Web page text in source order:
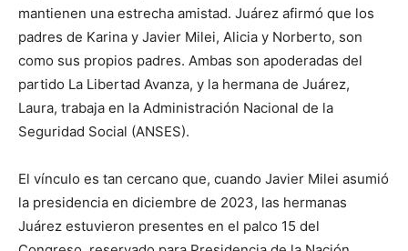
mantienen una estrecha amistad. Juárez afirmó que los
padres de Karina y Javier Milei, Alicia y Norberto, son
como sus propios padres. Ambas son apoderadas del
partido La Libertad Avanza, y la hermana de Juárez,
Laura, trabaja en la Administración Nacional de la
Seguridad Social (ANSES).
El vínculo es tan cercano que, cuando Javier Milei asumió
la presidencia en diciembre de 2023, las hermanas
Juárez estuvieron presentes en el palco 15 del